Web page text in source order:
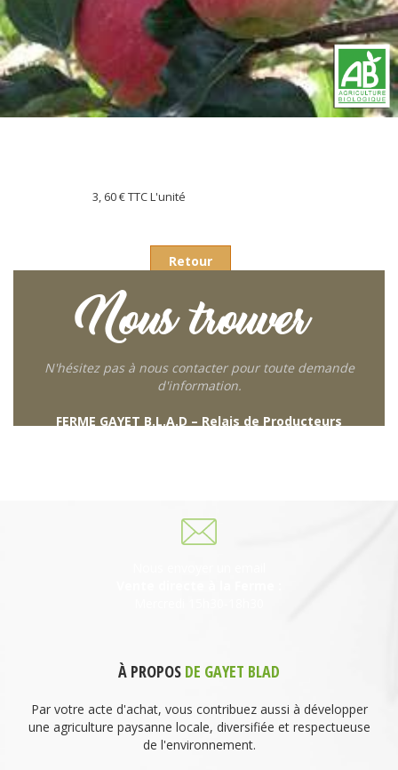
3, 60 €TTC L'unité
Retour
Nous trouver
N'hésitez pas à nous contacter pour toute demande
d'information.
FERME GAYET B.L.A.D – Relais de Producteurs
À PROPOS DE GAYET BLAD
Par votre acte d'achat, vous contribuez aussi à développer
une agriculture paysanne locale, diversifiée et respectueuse
de l'environnement.